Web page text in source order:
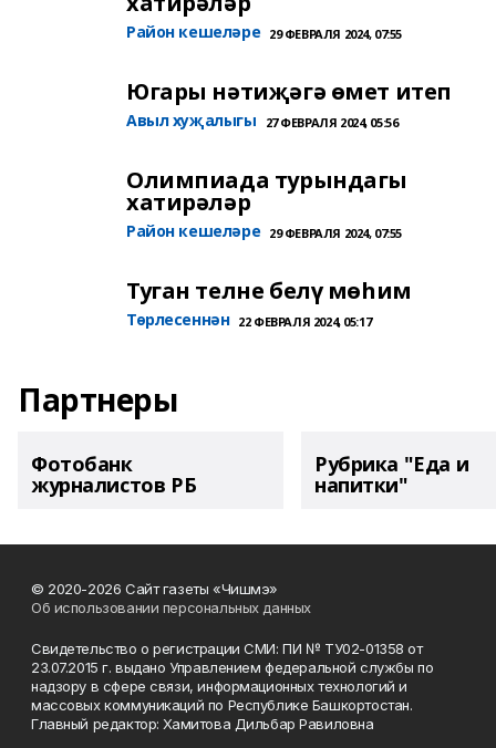
Район кешеләре 29 ФЕВРАЛЯ 2024, 07:55
Югары нәтиҗәгә өмет итеп
Авыл хуҗалыгы 27 ФЕВРАЛЯ 2024, 05:56
Олимпиада турындагы
хатирәләр
Район кешеләре 29 ФЕВРАЛЯ 2024, 07:55
Туган телне белү мөһим
Төрлесеннән 22 ФЕВРАЛЯ 2024, 05:17
Партнеры
Фотобанк
журналистов РБ
Рубрика "Еда и
напитки"
© 2020-2026 Сайт газеты «Чишмэ»
Об использовании персональных данных
Свидетельство о регистрации СМИ: ПИ № ТУ02-01358 от
23.07.2015 г. выдано Управлением федеральной службы по
надзору в сфере связи, информационных технологий и
массовых коммуникаций по Республике Башкортостан.
Главный редактор: Хамитова Дильбар Равиловна